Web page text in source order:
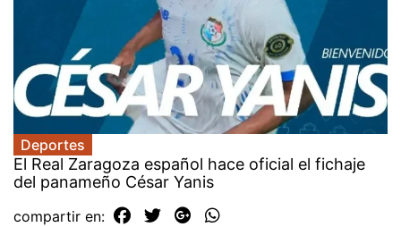
Deportes
El Real Zaragoza español hace oficial el fichaje
del panameño César Yanis
compartir en: